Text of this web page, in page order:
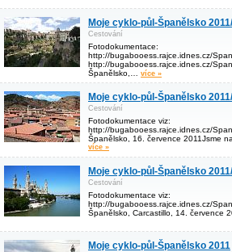
Moje cyklo-půl-Španělsko
Cestování
Fotodokumentace:
http://bugabooess.rajce.idnes.cz/
http://bugabooess.rajce.idnes.cz/
Španělsko,… více »
Moje cyklo-půl-Španělsko 2011/
Cestování
Fotodokumentace viz:
http://bugabooess.rajce.idnes.cz/
Španělsko, 16. července 2011Jsme
více »
Moje cyklo-půl-Španělsko 2011/
Cestování
Fotodokumentace viz:
http://bugabooess.rajce.idnes.cz/
Španělsko, Carcastillo, 14. července
Moje cyklo-půl-Španělsko 2011